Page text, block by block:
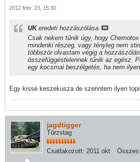
2012 febr. 23, 15:30
UKeredeti hozzászólása
Csak nekem tűnik úgy, hogy
mindenki részeg, vagy tényleg nem
többször olvastam végig a
összefüggéstelennek tűnik az egész.
egy kocsmai beszélgetés, ha nem
Egy kissé keszekusza de szerintem ilyen
jagdtigger
Törzstag
Csatlakozott: 2011 okt